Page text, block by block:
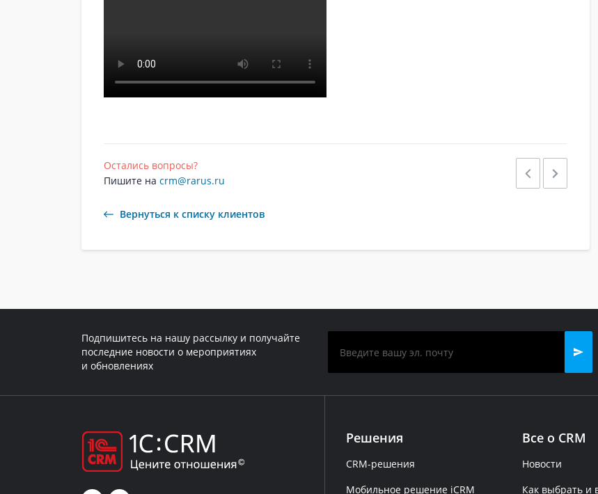
Остались вопросы?
Пишите на crm@rarus.ru
Вернуться к списку клиентов
Подпишитесь на нашу рассылку и получайте
последние новости о мероприятиях
и обновлениях
Решения
CRM-решения
Мобильное решение iCRM
Все о CRM
Новости
Как выбрать и